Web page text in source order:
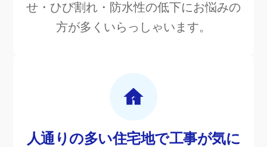
せ・ひび割れ・防水性の低下にお悩みの
方が多くいらっしゃいます。
人通りの多い住宅地で工事が気に